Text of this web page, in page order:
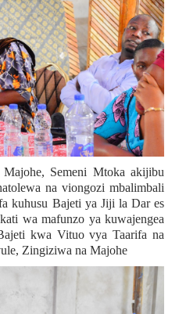
Semeni Mtoka akijibu
na viongozi mbalimbali
kuhusu Bajeti ya Jiji la Dar es
wa mafunzo ya kuwajengea
kwa Vituo vya Taarifa na
Zingiziwa na Majohe